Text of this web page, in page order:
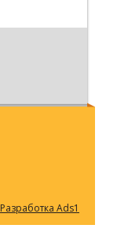
Разработка Ads1